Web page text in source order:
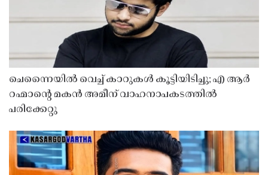
ചെന്നൈയിൽ വെച്ച് കാറുകൾ കൂട്ടിയിടിച്ചു; എ ആർ
റഹ്മാൻ്റെ മകൻ അമീന് വാഹനാപകടത്തിൽ
പരിക്കേറ്റു